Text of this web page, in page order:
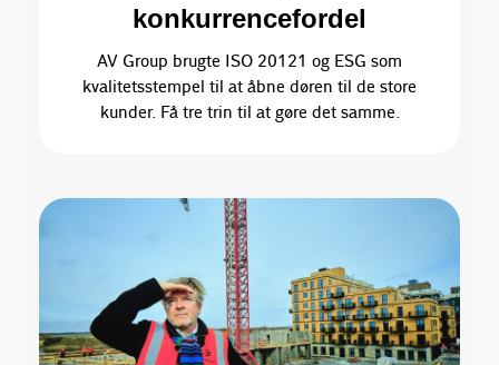
konkurrencefordel
AV Group brugte ISO 20121 og ESG som
kvalitetsstempel til at åbne døren til de store
kunder. Få tre trin til at gøre det samme.